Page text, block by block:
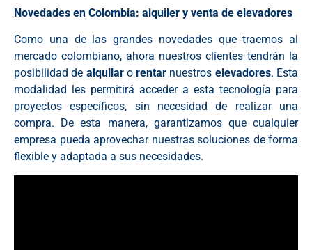
Novedades en Colombia: alquiler y venta de elevadores
Como una de las grandes novedades que traemos al
mercado colombiano, ahora nuestros clientes tendrán la
posibilidad de alquilarorentar nuestros elevadores. Esta
modalidad les permitirá acceder a esta tecnología para
proyectos específicos, sin necesidad de realizar una
compra. De esta manera, garantizamos que cualquier
empresa pueda aprovechar nuestras soluciones de forma
flexible y adaptada a sus necesidades.